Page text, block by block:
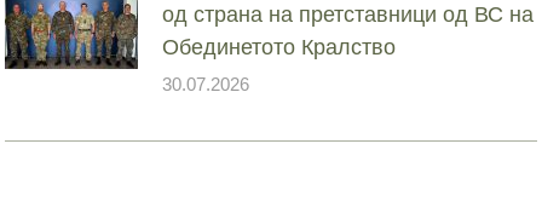
од страна на претставници од ВС на
Обединетото Кралство
30.07.2026